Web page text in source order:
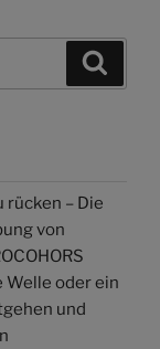
rücken – Die
von
Welle oder ein
und